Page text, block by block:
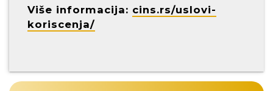
Više informacija: cins.rs/uslovi-
koriscenja/